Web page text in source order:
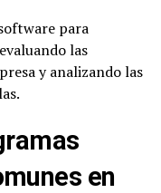
para
las
y analizando las
en